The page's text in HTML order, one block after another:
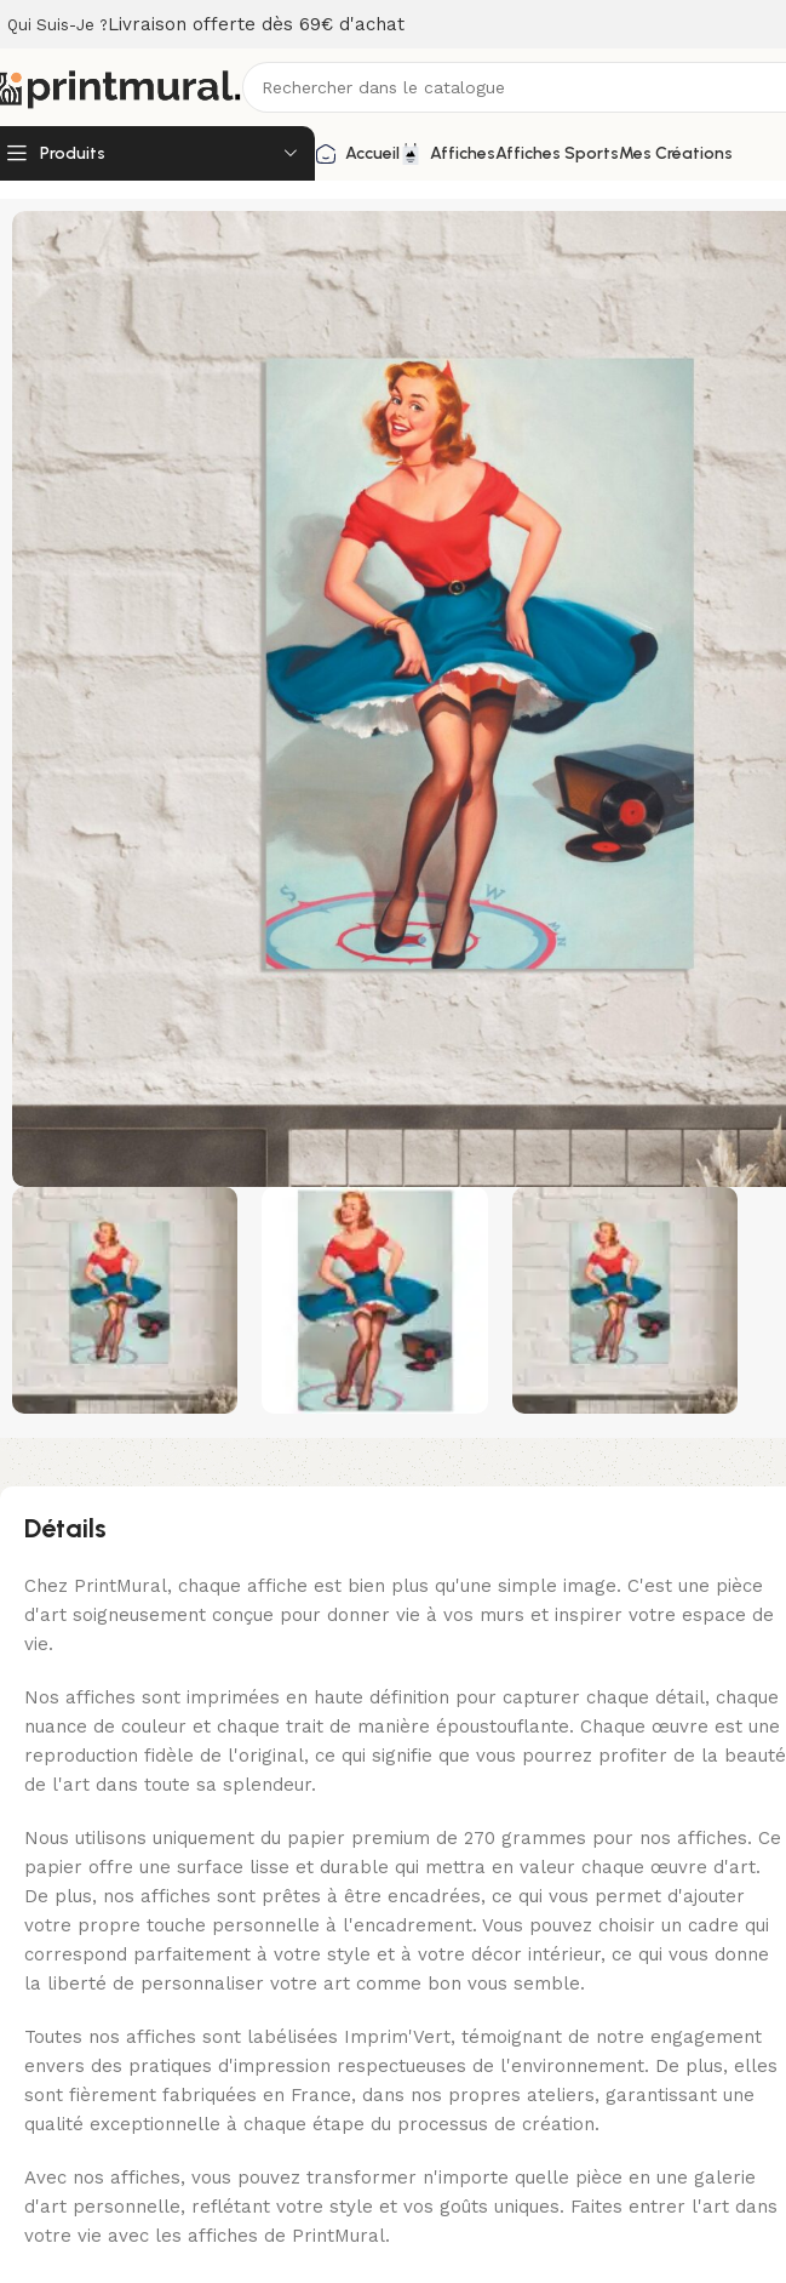
Qui Suis-Je ?Livraison offerte dès 69€ d'achat
Produits Accueil AffichesAffiches SportsMes Créations
Affiche Vintage – Pin Up Danseuse
Détails
Chez PrintMural, chaque affiche est bien plus qu'une simple image. C'est une pièce
d'art soigneusement conçue pour donner vie à vos murs et inspirer votre espace de
vie.
Nos affiches sont imprimées en haute définition pour capturer chaque détail, chaque
nuance de couleur et chaque trait de manière époustouflante. Chaque œuvre est une
reproduction fidèle de l'original, ce qui signifie que vous pourrez profiter de la beauté
de l'art dans toute sa splendeur.
Nous utilisons uniquement du papier premium de 270 grammes pour nos affiches. Ce
papier offre une surface lisse et durable qui mettra en valeur chaque œuvre d'art.
De plus, nos affiches sont prêtes à être encadrées, ce qui vous permet d'ajouter
votre propre touche personnelle à l'encadrement. Vous pouvez choisir un cadre qui
correspond parfaitement à votre style et à votre décor intérieur, ce qui vous donne
la liberté de personnaliser votre art comme bon vous semble.
Toutes nos affiches sont labélisées Imprim'Vert, témoignant de notre engagement
envers des pratiques d'impression respectueuses de l'environnement. De plus, elles
sont fièrement fabriquées en France, dans nos propres ateliers, garantissant une
qualité exceptionnelle à chaque étape du processus de création.
Avec nos affiches, vous pouvez transformer n'importe quelle pièce en une galerie
d'art personnelle, reflétant votre style et vos goûts uniques. Faites entrer l'art dans
votre vie avec les affiches de PrintMural.